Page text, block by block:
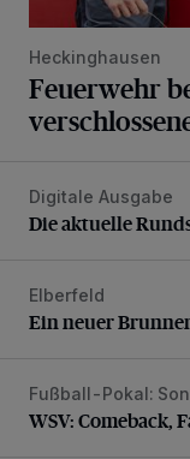
Heckinghausen
Feuerwehr
Die aktuelle
Digitale Ausgabe
Die aktuelle
Ein neuer
Elberfeld
Ein neuer
WSV: Comeback,
Fußball-Pokal:
WSV: Comeback,